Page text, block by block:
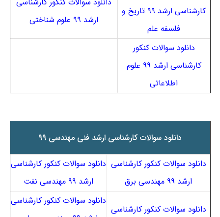
کارشناسی ارشد ۹۹ تاریخ و
فلسفه علم
ارشد ۹۹ علوم شناختی
دانلود سوالات کنکور
کارشناسی ارشد ۹۹ علوم
اطلاعاتی
دانلود سوالات کارشناسی ارشد فنی مهندسی ۹۹
دانلود سوالات کنکور کارشناسی
ارشد ۹۹ مهندسی برق
دانلود سوالات کنکور کارشناسی
ارشد ۹۹ مهندسی نفت
دانلود سوالات کنکور کارشناسی
دانلود سوالات کنکور کارشناسی